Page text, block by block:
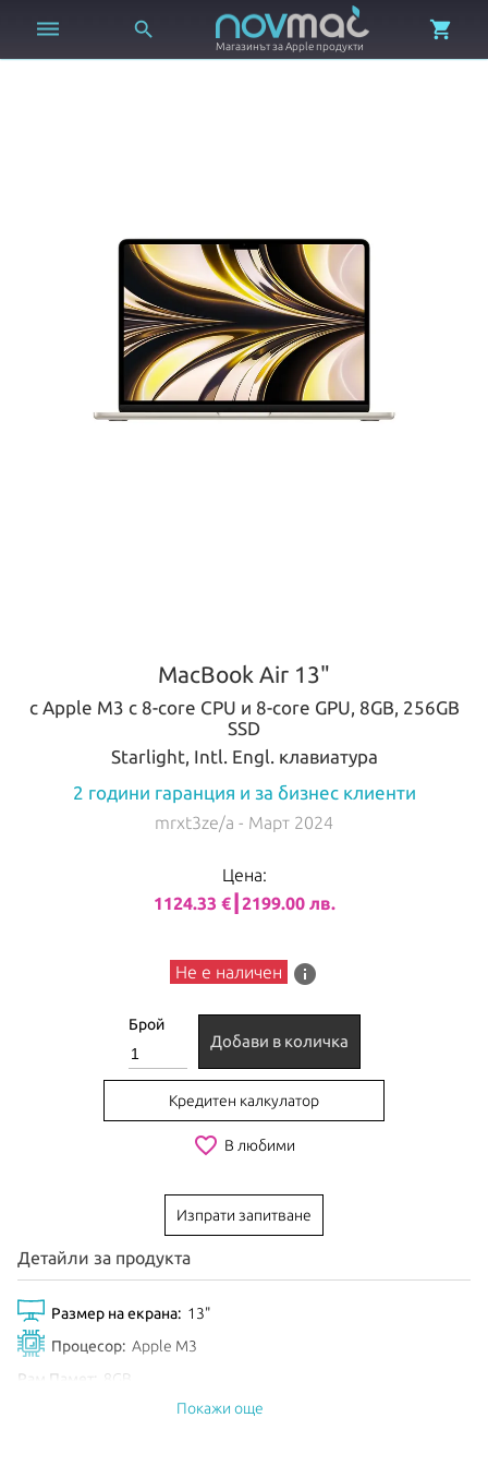
 
Магазинът за Apple продукти

MacBook Air 13"
с Apple M3 с 8-core CPU и 8-core GPU, 8GB, 256GB
SSD
Starlight, Intl. Engl. клавиатура
2 години гаранция и за бизнес клиенти
mrxt3ze/a - Март 2024
Цена:
1124.33 €┃2199.00 лв.
Не е наличен info
Брой
Добави в количка
Кредитен калкулатор
favorite_border В любими
Изпрати запитване
Детайли за продукта
Размер на екрана: 13"
Процесор: Apple M3
Рам Памет:
8GB
256GB SSD
Покажи още